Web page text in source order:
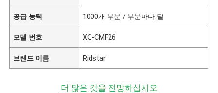
공급 능력 1000개 부분 / 부분마다 달
모델 번호 XQ-CMF26
브랜드 이름 Ridstar
더 많은 것을 전망하십시오